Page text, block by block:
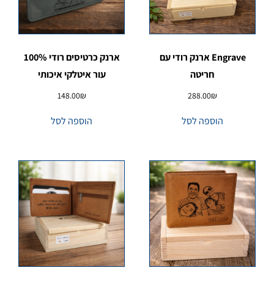
Engrave ארנק רודי עם
חריטה
288.00₪
הוספה לסל
ארנק כרטיסים רודי 100%
עור איטלקי איכותי
148.00₪
הוספה לסל